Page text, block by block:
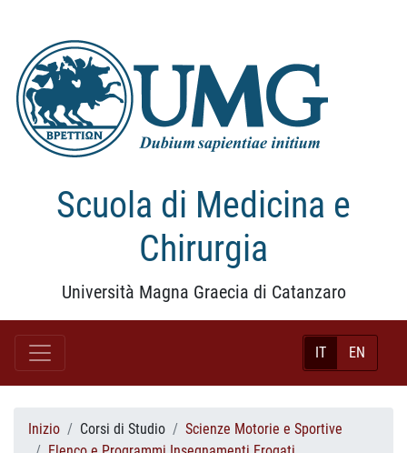
Scuola di Medicina e
Chirurgia
Università Magna Graecia di Catanzaro
IT EN
Inizio Corsi di Studio
Scienze Motorie e Sportive